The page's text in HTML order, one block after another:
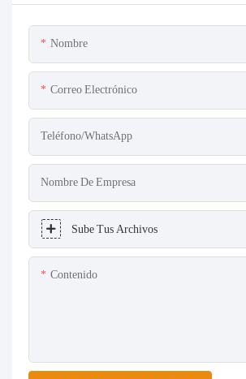
Nombre
Correo Electrónico
Teléfono/WhatsApp
Nombre De Empresa
Sube Tus Archivos
Contenido